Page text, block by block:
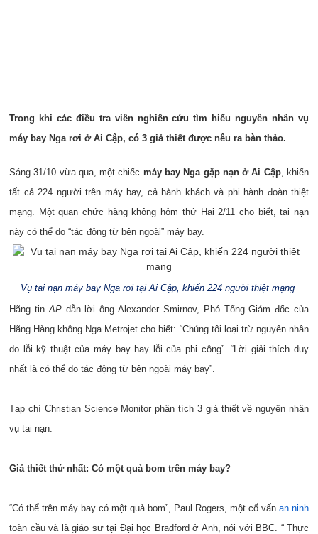
Trong khi các điều tra viên nghiên cứu tìm hiểu nguyên nhân vụ
máy bay Nga rơi ở Ai Cập, có 3 giả thiết được nêu ra bàn thảo.
Sáng 31/10 vừa qua, một chiếc máy bay Nga gặp nạn ở Ai Cập, khiến
tất cả 224 người trên máy bay, cả hành khách và phi hành đoàn thiệt
mạng. Một quan chức hàng không hôm thứ Hai 2/11 cho biết, tai nạn
này có thể do “tác động từ bên ngoài” máy bay.
Vụ tai nạn máy bay Nga rơi tại Ai Cập, khiến 224 người thiệt mạng
Hãng tinAP dẫn lời ông Alexander Smirnov, Phó Tổng Giám đốc của
Hãng Hàng không Nga Metrojet cho biết: “Chúng tôi loại trừ nguyên nhân
do lỗi kỹ thuật của máy bay hay lỗi của phi công”. “Lời giải thích duy
nhất là có thể do tác động từ bên ngoài máy bay”.
Tạp chí Christian Science Monitor phân tích 3 giả thiết về nguyên nhân
vụ tai nạn.
Giả thiết thứ nhất: Có một quả bom trên máy bay?
“Có thể trên máy bay có một quả bom”, Paul Rogers, một cố vấn an ninh
toàn cầu và là giáo sư tại Đại học Bradford ở Anh, nói với BBC. “ Thực